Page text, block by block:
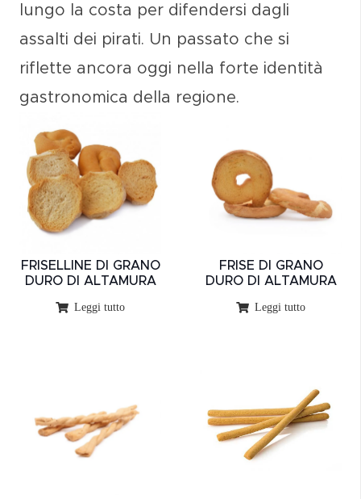
lungo la costa per difendersi dagli
assalti dei pirati. Un passato che si
riflette ancora oggi nella forte identità
gastronomica della regione.
FRISELLINE DI GRANO
DURO DI ALTAMURA
Leggi tutto
FRISE DI GRANO
DURO DI ALTAMURA
Leggi tutto